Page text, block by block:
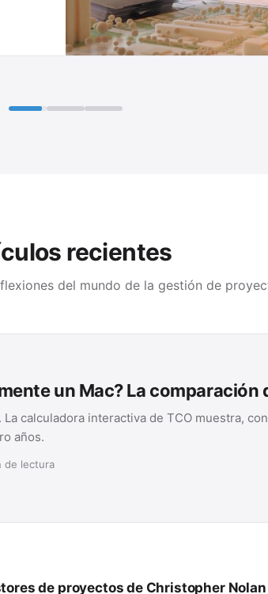
recientes
del mundo de la gestión de
un Mac? La comparación
calculadora interactiva de TCO muestra,
años.
de lectura
de proyectos de Christopher Nolan